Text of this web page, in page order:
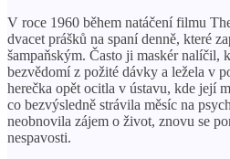
V roce 1960 během natáčení filmu
dvacet prášků na spaní denně, které
šampaňským. Často ji maskér nalíčil,
bezvědomí z požité dávky a ležela v
herečka opět ocitla v ústavu, kde její
co bezvýsledně strávila měsíc na
neobnovila zájem o život, znovu se
nespavosti.